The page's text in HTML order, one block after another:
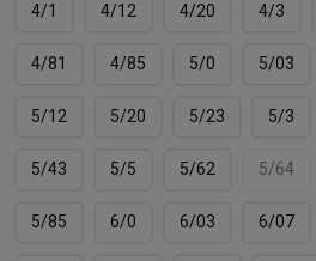
4/1 4/12 4/20 4/3
4/81 4/85 5/0 5/03
5/12 5/20 5/23 5/3
5/43 5/5 5/62 5/64
5/85 6/0 6/03 6/07